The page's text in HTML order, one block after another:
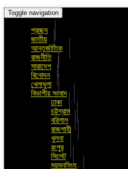
Toggle navigation
প্রচ্ছদ
জাতীয়
আন্তর্জাতিক
রাজনীতি
সারাদেশ
বিনোদন
খেলাধুলা
বিভাগীয় সংবাদ
ঢাকা
চট্টগ্রাম
বরিশাল
রাজশাহী
খুলনা
রংপুর
সিলেট
ময়মনসিংহ